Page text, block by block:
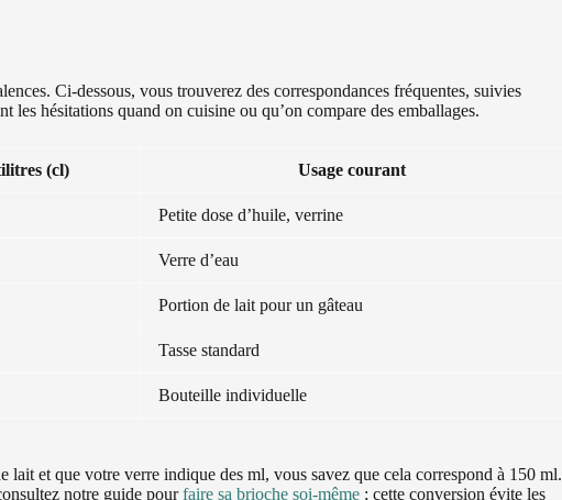
Ci‑dessous, vous trouverez des correspondances fréquentes, suivies
les hésitations quand on cuisine ou qu’on compare des emballages.
(cl) Usage courant
Petite dose d’huile, verrine
Verre d’eau
Portion de lait pour un gâteau
Tasse standard
Bouteille individuelle
lait et que votre verre indique des ml, vous savez que cela correspond à 150 ml.
notre guide pourfaire sa brioche soi‑même ; cette conversion évite les